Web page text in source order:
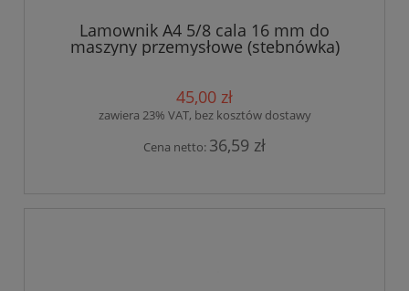
Lamownik A4 5/8 cala 16 mm do
maszyny przemysłowe (stebnówka)
45,00 zł
zawiera 23% VAT, bez kosztów dostawy
Cena netto: 36,59 zł